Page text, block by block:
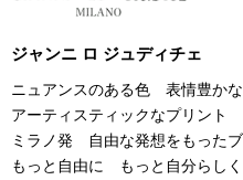
ジャンニ ロ ジュディチェ
ニュアンスのある色 表情豊か
アーティスティックなプリント
ミラノ発 自由な発想をもった
もっと自由に もっと自分らしく